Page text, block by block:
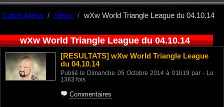
Catch Arena News wXw World Triangle League du 04.10.14
wXw World Triangle League du 04.10.14
[RESULTATS] wXw World Triangle League
du 04.10.14
Publié le Dimanche 05 Octobre 2014 à 01h19 par - Lu
1383 fois
Commentaires